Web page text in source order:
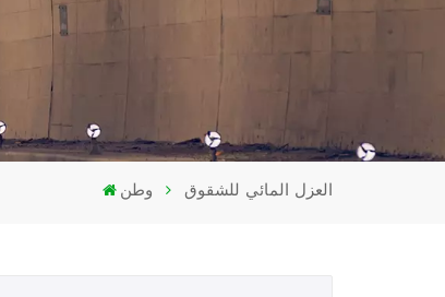
وطن العزل المائي للشقوق